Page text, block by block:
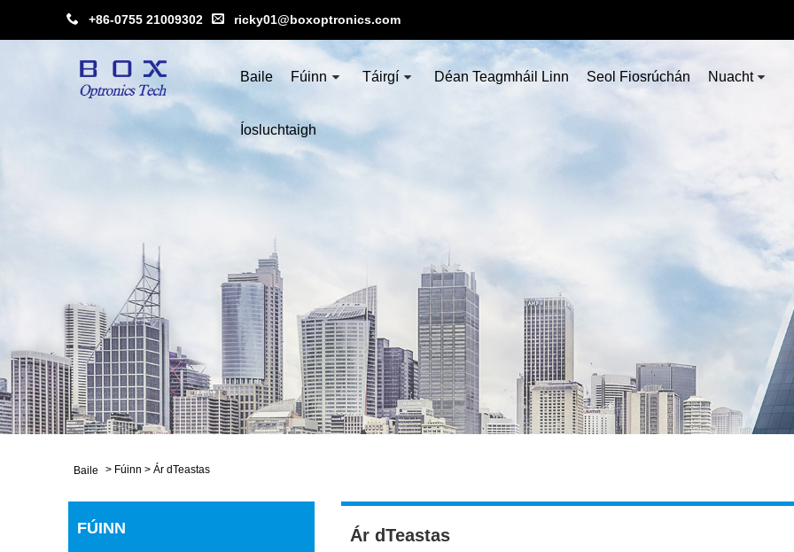
+86-0755 21009302 ricky01@boxoptronics.com
Baile Fúinn Táirgí Déan Teagmháil Linn Seol Fiosrúchán Nuacht
Íosluchtaigh
Baile > Fúinn > Ár dTeastas
FÚINN Ár dTeastas